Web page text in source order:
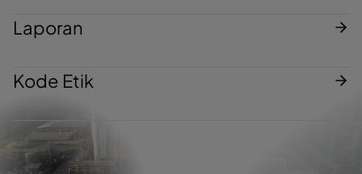
Laporan
Kode Etik